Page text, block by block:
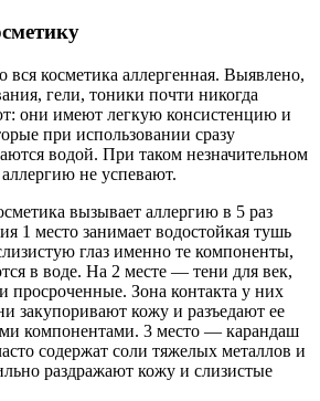
вся косметика аллергенная. Выявлено,
гели, тоники почти никогда
они имеют легкую консистенцию и
при использовании сразу
водой. При таком незначительном
не успевают.
вызывает аллергию в 5 раз
1 место занимает водостойкая тушь
глаз именно те компоненты,
в воде. На 2 месте — тени для век,
просроченные. Зона контакта у них
закупоривают кожу и разъедают ее
компонентами. 3 место — карандаш
содержат соли тяжелых металлов и
раздражают кожу и слизистые